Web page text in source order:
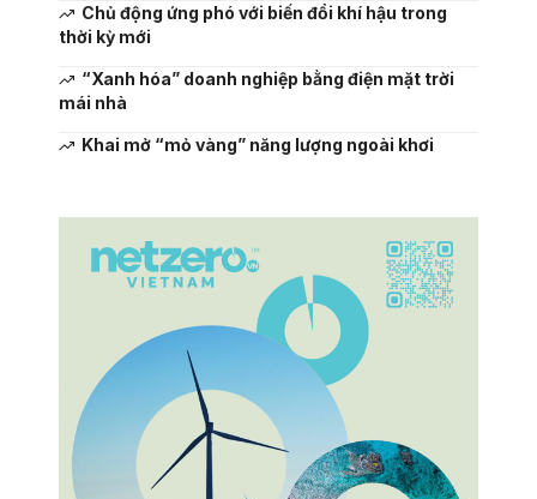
Chủ động ứng phó với biến đổi khí hậu trong
thời kỳ mới
“Xanh hóa” doanh nghiệp bằng điện mặt trời
mái nhà
Khai mở “mỏ vàng” năng lượng ngoài khơi